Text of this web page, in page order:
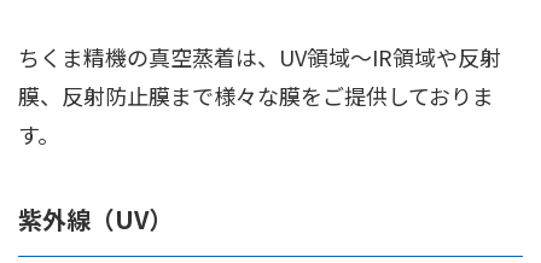
ちくま精機の真空蒸着は、UV領域～IR領域や反射
膜、反射防止膜まで様々な膜をご提供しておりま
す。
紫外線（UV）